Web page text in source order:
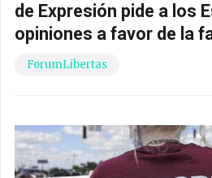
de Expresión pide a los
opiniones a favor de la
ForumLibertas